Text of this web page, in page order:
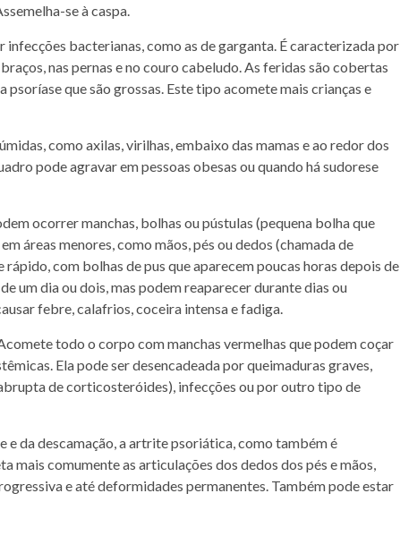
se à caspa.
infecções bacterianas, como as de garganta. É caracterizada por
nas pernas e no couro cabeludo. As feridas são cobertas
que são grossas. Este tipo acomete mais crianças e
como axilas, virilhas, embaixo das mamas e ao redor dos
pode agravar em pessoas obesas ou quando há sudorese
ocorrer manchas, bolhas ou pústulas (pequena bolha que
áreas menores, como mãos, pés ou dedos (chamada de
com bolhas de pus que aparecem poucas horas depois de
um dia ou dois, mas podem reaparecer durante dias ou
febre, calafrios, coceira intensa e fadiga.
todo o corpo com manchas vermelhas que podem coçar
Ela pode ser desencadeada por queimaduras graves,
de corticosteróides), infecções ou por outro tipo de
e da descamação, a artrite psoriática, como também é
mais comumente as articulações dos dedos dos pés e mãos,
e até deformidades permanentes. Também pode estar